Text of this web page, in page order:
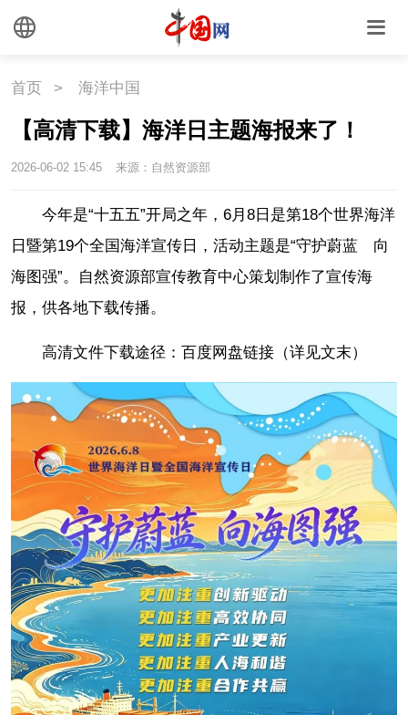
首页 > 海洋中国
【高清下载】海洋日主题海报来了！
2026-06-02 15:45 来源：自然资源部
今年是“十五五”开局之年，6月8日是第18个世界海洋
日暨第19个全国海洋宣传日，活动主题是“守护蔚蓝 向
海图强”。自然资源部宣传教育中心策划制作了宣传海
报，供各地下载传播。
高清文件下载途径： 百度网盘链接（详见文末）